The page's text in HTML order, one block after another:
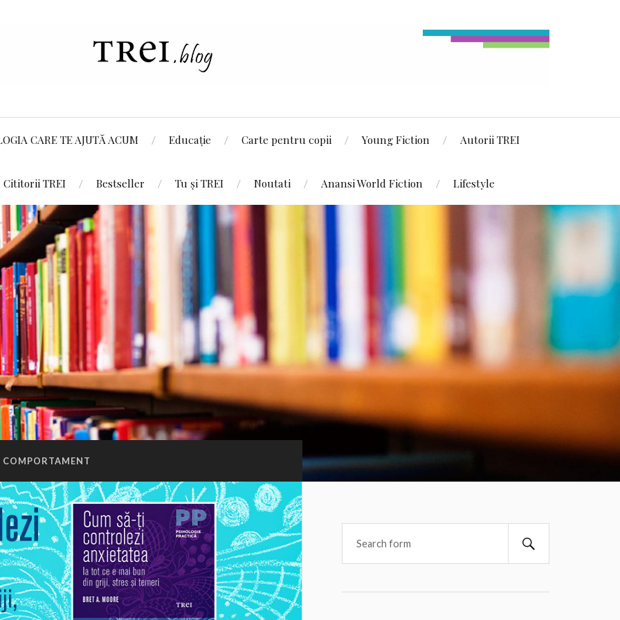
CARE TE AJUTĂ ACUM Educație Carte pentru copii Young Fiction Autorii TREI
Cititorii TREI Bestseller Tu și TREI Noutati Anansi World Fiction Lifestyle
COMPORTAMENT